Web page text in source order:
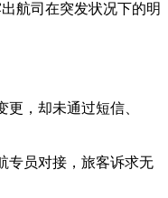
航司在突发状况下的明
更，却未通过短信、
专员对接，旅客诉求无